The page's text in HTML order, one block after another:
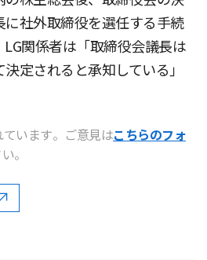
社外取締役を選任する手続
関係者は「取締役会議長は
定されると承知している」
います。ご意見はこちらのフォ
。